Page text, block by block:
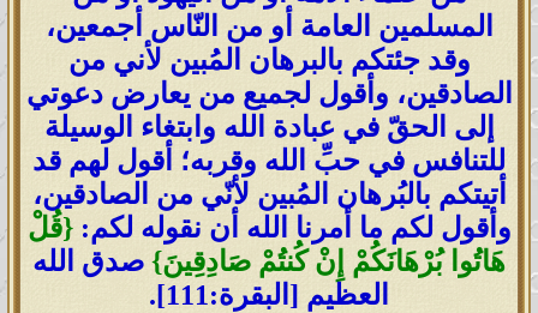
المسلمين العامة أو من النّاس أجمعين،
وقد جئتكم بالبرهان المُبين لأني من
الصادقين، وأقول لجميع من يعارض دعوتي
إلى الحقّ في عبادة الله وابتغاء الوسيلة
للتنافس في حبِّ الله وقربه؛ أقول لهم قد
أتيتكم بالبُرهان المُبين لأنّي من الصادقين،
وأقول لكم ما أمرنا الله أن نقوله لكم:{قُلْ
هَاتُوا بُرْهَانَكُمْ إِنْ كُنتُمْ صَادِقِينَ} صدق الله
العظيم [البقرة:111].